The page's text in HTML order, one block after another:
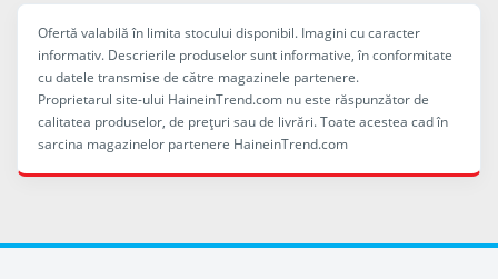
Ofertă valabilă în limita stocului disponibil. Imagini cu caracter
informativ. Descrierile produselor sunt informative, în conformitate
cu datele transmise de către magazinele partenere.
Proprietarul site-ului HaineinTrend.com nu este răspunzător de
calitatea produselor, de preţuri sau de livrări. Toate acestea cad în
sarcina magazinelor partenere HaineinTrend.com